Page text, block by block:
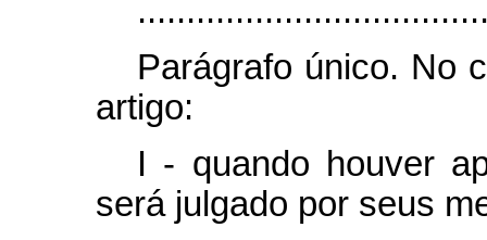
Parágrafo único. No
artigo:
I - quando houver
será julgado por seus